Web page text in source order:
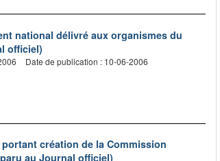
national délivré aux organismes du
officiel)
Date de publication : 10-06-2006
création de la Commission
au Journal officiel)